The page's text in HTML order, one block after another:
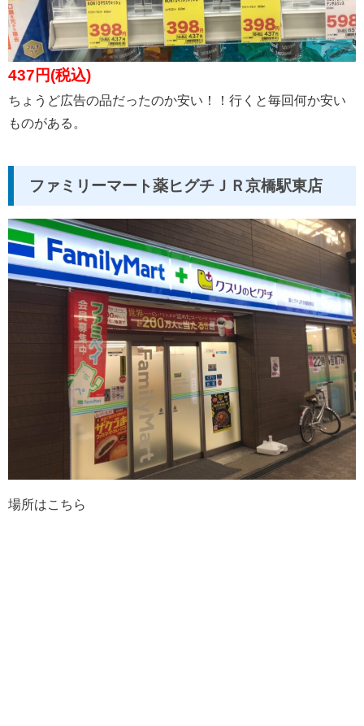
437円(税込)
ちょうど広告の品だったのか安い！！行くと毎回何か安い
ものがある。
ファミリーマート薬ヒグチＪＲ京橋駅東店
場所はこちら